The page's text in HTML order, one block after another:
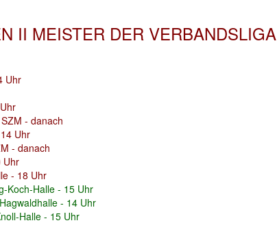
II MEISTER DER VERBANDSLIGA
Uhr
- danach
Uhr
- danach
Uhr
- 18 Uhr
Koch-Halle - 15 Uhr
- 14 Uhr
Halle - 15 Uhr